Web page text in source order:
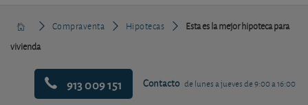
Compraventa Hipotecas
Esta es la mejor hipoteca para
vivienda
913 009 151 Contacto de lunes a jueves de 9:00 a 16:00